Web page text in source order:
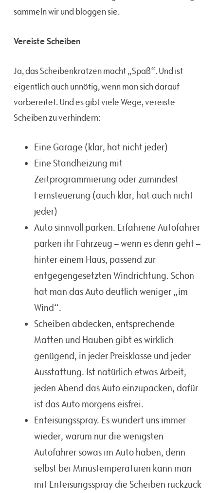
sammeln wir und bloggen sie.
Vereiste Scheiben
Ja, das Scheibenkratzen macht „Spaß“. Und ist
eigentlich auch unnötig, wenn man sich darauf
vorbereitet. Und es gibt viele Wege, vereiste
Scheiben zu verhindern:
Eine Garage (klar, hat nicht jeder)
Eine Standheizung mit
Zeitprogrammierung oder zumindest
Fernsteuerung (auch klar, hat auch nicht
jeder)
Auto sinnvoll parken. Erfahrene Autofahrer
parken ihr Fahrzeug – wenn es denn geht –
hinter einem Haus, passend zur
entgegengesetzten Windrichtung. Schon
hat man das Auto deutlich weniger „im
Wind“.
Scheiben abdecken, entsprechende
Matten und Hauben gibt es wirklich
genügend, in jeder Preisklasse und jeder
Ausstattung. Ist natürlich etwas Arbeit,
jeden Abend das Auto einzupacken, dafür
ist das Auto morgens eisfrei.
Enteisungsspray. Es wundert uns immer
wieder, warum nur die wenigsten
Autofahrer sowas im Auto haben, denn
selbst bei Minustemperaturen kann man
mit Enteisungsspray die Scheiben ruckzuck